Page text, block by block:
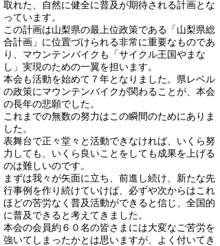
取れた、自然に健全に普及が期待される計画とな
っています。
この計画は山梨県の最上位政策である「山梨県総
合計画」に位置づけられる非常に重要なものであ
り、マウンテンバイクも「サイクル王国やまな
し」実現のための一翼を担います。
本会も活動を始めて７年となりました。県レベル
の政策にマウンテンバイクが関わることが、本会
の長年の悲願でした。
これまでの無数の努力はこの瞬間のためにありま
した。
表舞台で正々堂々と活動できなければ、いくら努
力しても、いくら良いことをしても成果を上げる
のは難しいのです。
まずは我々が矢面に立ち、前進し続け、新たな先
行事例を作り続けていけば、必ずや次からはこれ
ほどの苦労なく普及活動ができると信じ、全国的
に普及できると考えてきました。
本会の会員約６０名の皆さまには大変なご苦労を
強いてしまったかとは思いますが、よく付いてき